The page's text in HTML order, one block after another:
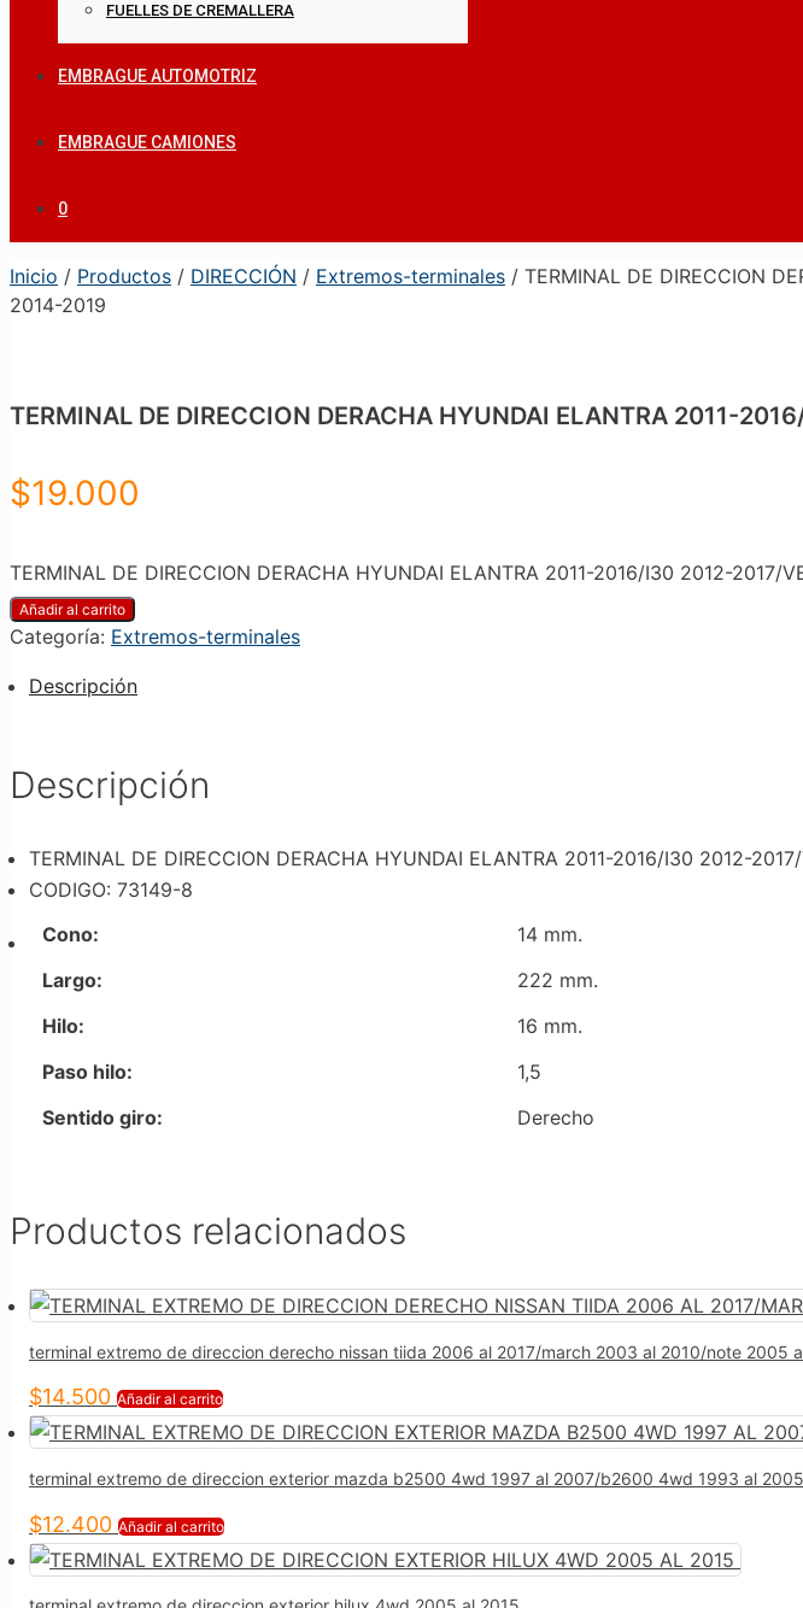
FUELLES DE CREMALLERA
EMBRAGUE AUTOMOTRIZ
EMBRAGUE CAMIONES
0
Inicio / Productos / DIRECCIÓN / Extremos-terminales / TERMINAL DE DIRECCION
2014-2019
TERMINAL DE DIRECCION DERACHA HYUNDAI ELANTRA 2011-
$19.000
TERMINAL DE DIRECCION DERACHA HYUNDAI ELANTRA 2011-2016/I30 2012-2017/
Añadir al carrito
Categoría: Extremos-terminales
Descripción
Descripción
TERMINAL DE DIRECCION DERACHA HYUNDAI ELANTRA 2011-2016/I30 2012-
CODIGO: 73149-8
Cono:
14 mm.
Largo:
222 mm.
Hilo:
16 mm.
Paso hilo:
1,5
Sentido giro:
Derecho
Productos relacionados
terminal extremo de direccion derecho nissan tiida 2006 al 2017/march 2003 al 2010/note 2005
$14.500 Añadir al carrito
terminal extremo de direccion exterior mazda b2500 4wd 1997 al 2007/b2600 4wd 1993 al
$12.400 Añadir al carrito